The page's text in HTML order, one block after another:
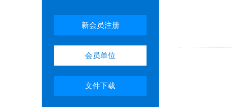
新会员注册
会员单位
文件下载